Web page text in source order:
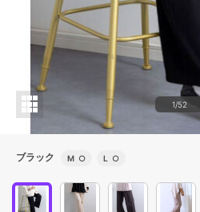
1/52
ブラック M ○ L ○